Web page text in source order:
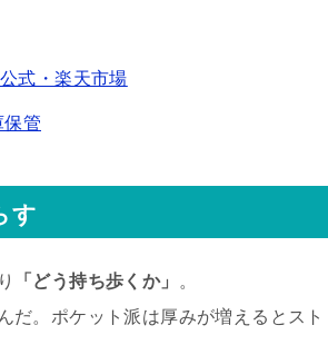
式・楽天市場
保管
す
「どう持ち歩くか」
。
だ。ポケット派は厚みが増えるとスト